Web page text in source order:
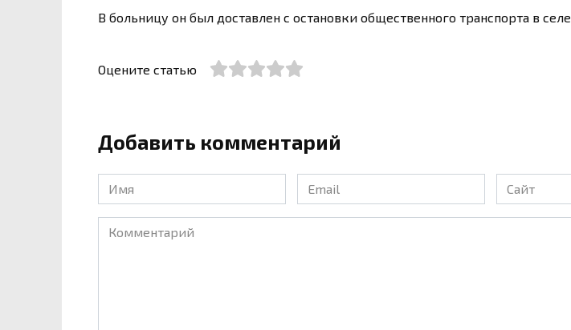
В больницу он был доставлен с остановки общественного транспорта в селе.
Оцените статью
Добавить комментарий
Имя
*
Email
*
Сайт
Комментарий